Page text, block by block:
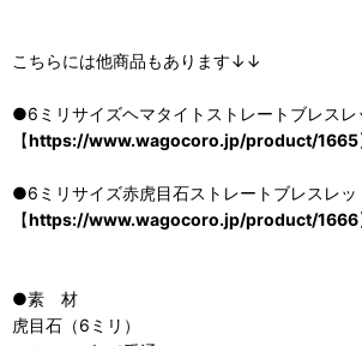
こちらには他商品もあります↓↓
●6ミリサイズヘマタイトストレートブレスレ
【https://www.wagocoro.jp/product/1665
●6ミリサイズ赤虎目石ストレートブレスレッ
【https://www.wagocoro.jp/product/1666
●素 材
虎目石（6ミリ）